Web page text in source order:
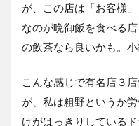
が、この店は「お客様
なのが晩御飯を食べる
の飲茶なら良いかも。小
こんな感じで有名店３
が、私は粗野というか
けがはっきりしている